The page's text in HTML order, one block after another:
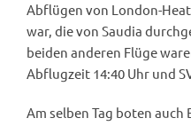
Abflügen von London-
war, die von Saudia
beiden anderen Flüge
Abflugzeit 14:40 Uhr und
Am selben Tag boten